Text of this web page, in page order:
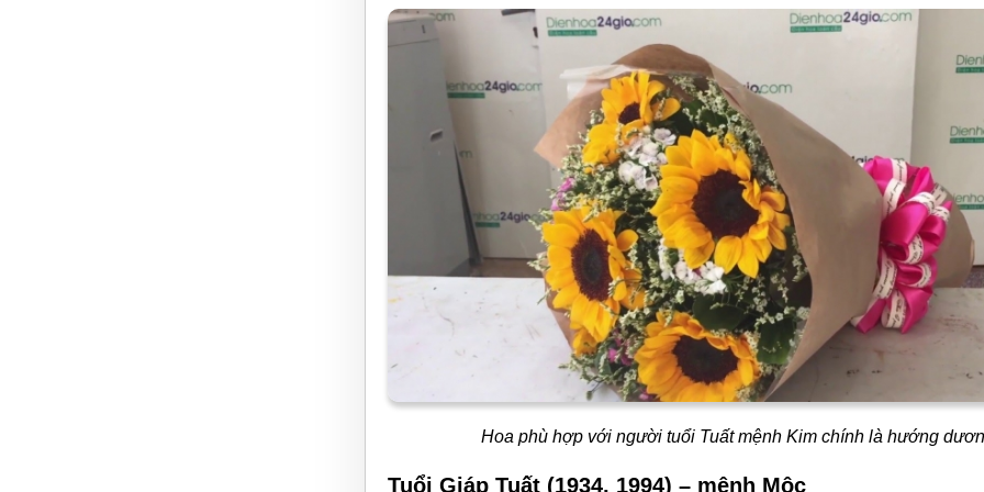
Hoa phù hợp với người tuổi Tuất mệnh Kim chính là hướng
Tuổi Giáp Tuất (1934, 1994) – mệnh Mộc